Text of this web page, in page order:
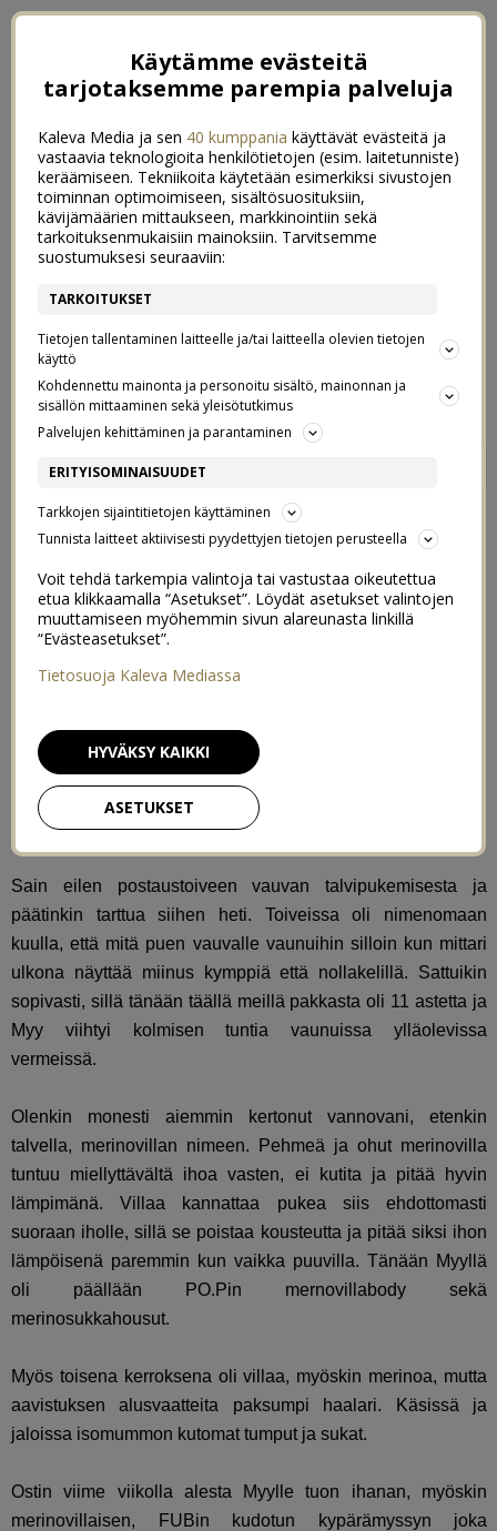
MITÄ PUKEA VAUVALLE ULOS
Sain eilen postaustoiveen vauvan talvipukemisesta ja
päätinkin tarttua siihen heti. Toiveissa oli nimenomaan
kuulla, että mitä puen vauvalle vaunuihin silloin kun mittari
ulkona näyttää miinus kymppiä että nollakelillä. Sattuikin
sopivasti, sillä tänään täällä meillä pakkasta oli 11 astetta ja
Myy viihtyi kolmisen tuntia vaunuissa ylläolevissa
vermeissä.
Olenkin monesti aiemmin kertonut vannovani, etenkin
talvella, merinovillan nimeen. Pehmeä ja ohut merinovilla
tuntuu miellyttävältä ihoa vasten, ei kutita ja pitää hyvin
lämpimänä. Villaa kannattaa pukea siis ehdottomasti
suoraan iholle, sillä se poistaa kousteutta ja pitää siksi ihon
lämpöisenä paremmin kun vaikka puuvilla. Tänään Myyllä
oli päällään PO.Pin mernovillabody sekä
merinosukkahousut.
Myös toisena kerroksena oli villaa, myöskin merinoa, mutta
aavistuksen alusvaatteita paksumpi haalari. Käsissä ja
jaloissa isomummon kutomat tumput ja sukat.
Ostin viime viikolla alesta Myylle tuon ihanan, myöskin
merinovillaisen, FUBin kudotun kypärämyssyn joka
Käytämme evästeitä
tarjotaksemme parempia palveluja
Kaleva Media ja sen 40 kumppania käyttävät evästeitä ja
vastaavia teknologioita henkilötietojen (esim. laitetunniste)
keräämiseen. Tekniikoita käytetään esimerkiksi sivustojen
toiminnan optimoimiseen, sisältösuosituksiin,
kävijämäärien mittaukseen, markkinointiin sekä
tarkoituksenmukaisiin mainoksiin. Tarvitsemme
suostumuksesi seuraaviin:
TARKOITUKSET
Tietojen tallentaminen laitteelle ja/tai laitteella olevien tietojen
käyttö
Kohdennettu mainonta ja personoitu sisältö, mainonnan ja
sisällön mittaaminen sekä yleisötutkimus
Palvelujen kehittäminen ja parantaminen
ERITYISOMINAISUUDET
Tarkkojen sijaintitietojen käyttäminen
Tunnista laitteet aktiivisesti pyydettyjen tietojen perusteella
Voit tehdä tarkempia valintoja tai vastustaa oikeutettua
etua klikkaamalla “Asetukset”. Löydät asetukset valintojen
muuttamiseen myöhemmin sivun alareunasta linkillä
“Evästeasetukset”.
Tietosuoja Kaleva Mediassa
ASETUKSET
HYVÄKSY KAIKKI